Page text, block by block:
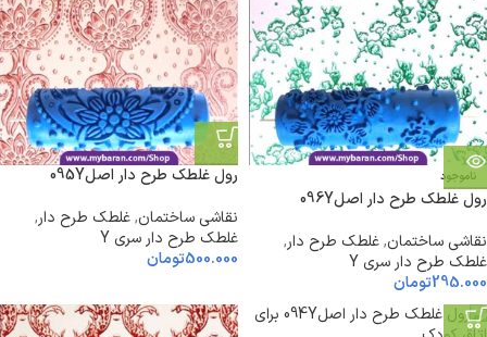
ناموجود
رول غلطک طرح دار اصل096Y
نقاشی ساختمان,غلطک طرح دار,
غلطک طرح دار سری Y
295.000تومان
رول غلطک طرح دار اصل095Y
نقاشی ساختمان,غلطک طرح دار,
غلطک طرح دار سری Y
500.000تومان